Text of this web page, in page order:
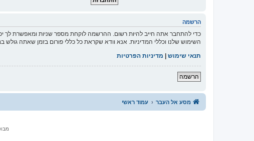
הרשמה
כדי להתחבר אתה חייב להיות רשום. ההרשמה לוקחת מספר שניות ומאפשרת לך
השימוש שלנו וכללי המדיניות. אנא וודא שקראת כל כללי פורום בזמן שאתה גולש
תנאי שימוש | מדיניות הפרטיות
הרשמה
מסע אל העבר עמוד ראשי